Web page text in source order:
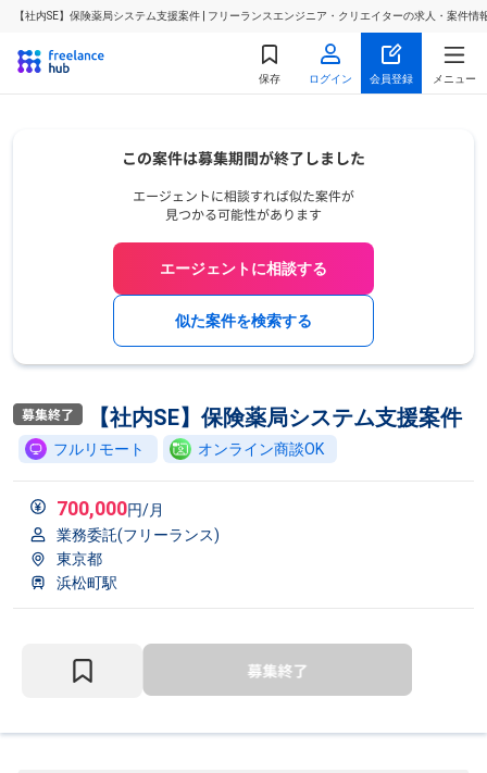
【社内SE】保険薬局システム支援案件 | フリーランスエンジニア・クリエイターの求人・案件情
保存 ログイン 会員登録 メニュー
エージェントに相談する
似た案件を検索する
【社内SE】保険薬局システム支援案件
フルリモート オンライン商談OK
700,000円/月
業務委託(フリーランス)
東京都
浜松町駅